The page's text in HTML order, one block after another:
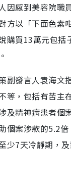
因感到美容院職
方以「下面色素
購買13萬元包括
副發言人袁海文
等，包括有苦主
及精神病患者個
個案涉款的5.2
少7天冷靜期，